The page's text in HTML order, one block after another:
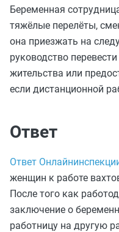
Беременная
тяжёлые перелёты,
она приезжать на
руководство
жительства или
если дистанционной
Ответ
Ответ
женщин к работе
После того как
заключение о
работницу на другую